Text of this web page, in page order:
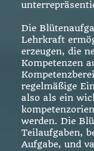
Die
Lehrkraft
erzeugen, die
Kompetenzen
regelmäßige
also als ein
werden. Die
Teilaufgaben,
Aufgabe, und